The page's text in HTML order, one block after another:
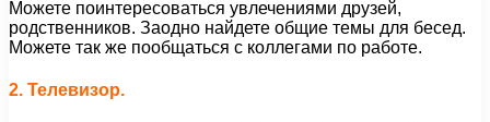
Можете поинтересоваться увлечениями друзей,
родственников. Заодно найдете общие темы для бесед.
Можете так же пообщаться с коллегами по работе.
2. Телевизор.